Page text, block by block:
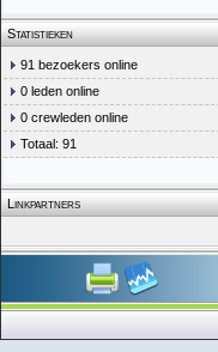
Statistieken
91 bezoekers online
0 leden online
0 crewleden online
Totaal: 91
Linkpartners